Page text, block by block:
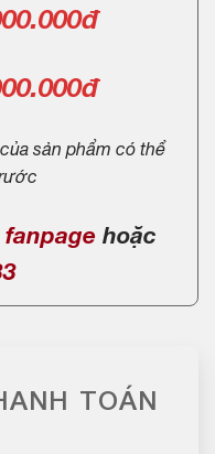
đ
sản phẩm có thể
fanpage hoặc
TOÁN